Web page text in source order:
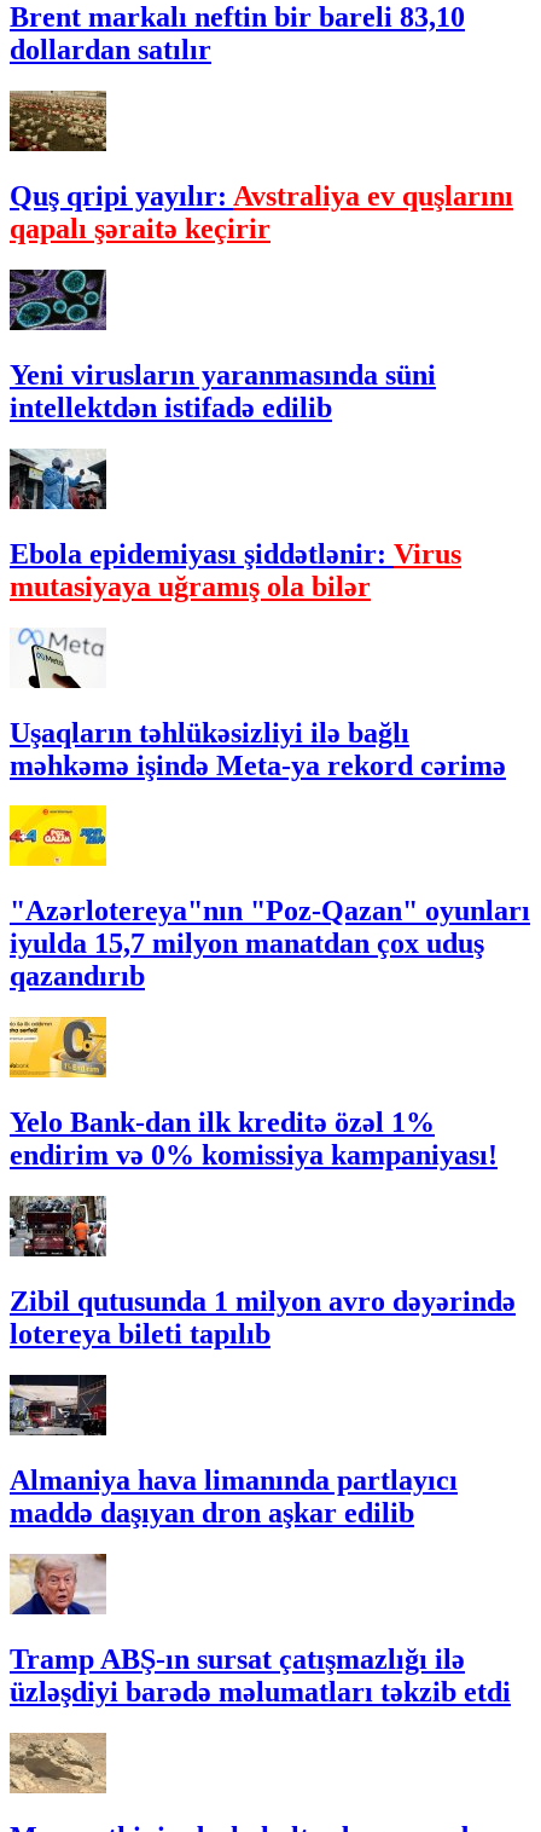
Brent markalı neftin bir bareli 83,10
dollardan satılır
Quş qripi yayılır: Avstraliya ev quşlarını
qapalı şəraitə keçirir
Yeni virusların yaranmasında süni
intellektdən istifadə edilib
Ebola epidemiyası şiddətlənir: Virus
mutasiyaya uğramış ola bilər
Uşaqların təhlükəsizliyi ilə bağlı
məhkəmə işində Meta-ya rekord cərimə
"Azərlotereya"nın "Poz-Qazan" oyunları
iyulda 15,7 milyon manatdan çox uduş
qazandırıb
Yelo Bank-dan ilk kreditə özəl 1%
endirim və 0% komissiya kampaniyası!
Zibil qutusunda 1 milyon avro dəyərində
lotereya bileti tapılıb
Almaniya hava limanında partlayıcı
maddə daşıyan dron aşkar edilib
Tramp ABŞ-ın sursat çatışmazlığı ilə
üzləşdiyi barədə məlumatları təkzib etdi